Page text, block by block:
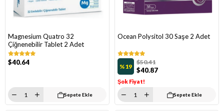
Magnesium Quatro 32
Çiğnenebilir Tablet 2 Adet
$40.64
Sepete Ekle
Ocean Polysitol 30 Saşe 2 Adet
%19 $40.87
$50.41
Şok Fiyat!
Sepete Ekle